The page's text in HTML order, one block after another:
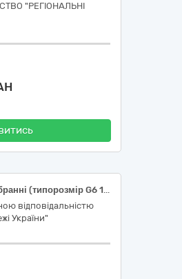
"РЕГІОНАЛЬНІ
Лічильники газу мембранні (типорозмір G6 130 мм)
відповідальністю
України"